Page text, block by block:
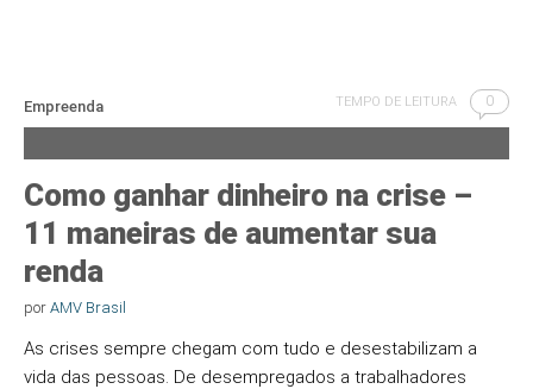
TEMPO DE LEITURA 0
Empreenda
Como ganhar dinheiro na crise –
11 maneiras de aumentar sua
renda
por AMV Brasil
As crises sempre chegam com tudo e desestabilizam a
vida das pessoas. De desempregados a trabalhadores